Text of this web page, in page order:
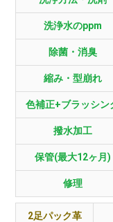
洗浄水のppm
除菌・消臭
縮み・型崩れ
色補正+ブラッシン
撥水加工
保管(最大12ヶ月)
修理
2足パック革